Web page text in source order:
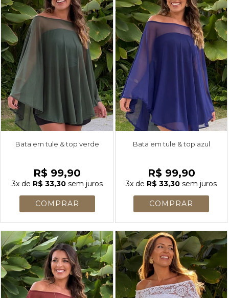
Bata em tule & top verde
R$ 99,90
3xde R$ 33,30sem juros
Bata em tule & top azul
R$ 99,90
3x de R$ 33,30 sem juros